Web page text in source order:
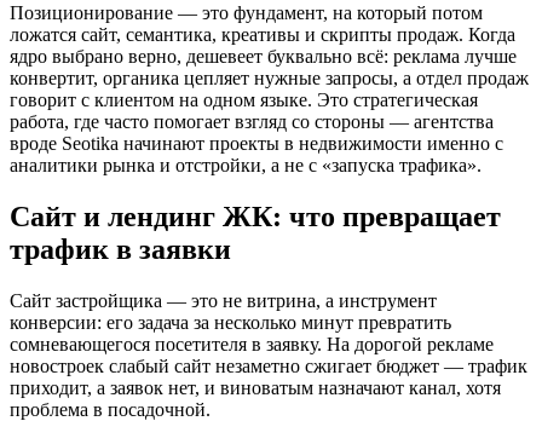
Позиционирование — это фундамент, на который потом
ложатся сайт, семантика, креативы и скрипты продаж. Когда
ядро выбрано верно, дешевеет буквально всё: реклама лучше
конвертит, органика цепляет нужные запросы, а отдел продаж
говорит с клиентом на одном языке. Это стратегическая
работа, где часто помогает взгляд со стороны — агентства
вроде Seotika начинают проекты в недвижимости именно с
аналитики рынка и отстройки, а не с «запуска трафика».
Сайт и лендинг ЖК: что превращает
трафик в заявки
Сайт застройщика — это не витрина, а инструмент
конверсии: его задача за несколько минут превратить
сомневающегося посетителя в заявку. На дорогой рекламе
новостроек слабый сайт незаметно сжигает бюджет — трафик
приходит, а заявок нет, и виноватым назначают канал, хотя
проблема в посадочной.